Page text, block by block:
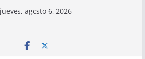
jueves, agosto 6, 2026